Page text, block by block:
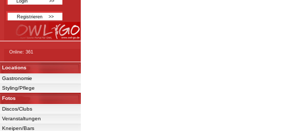
Online: 361
Locations
Gastronomie
Styling/Pflege
Fotos
Discos/Clubs
Veranstaltungen
Kneipen/Bars